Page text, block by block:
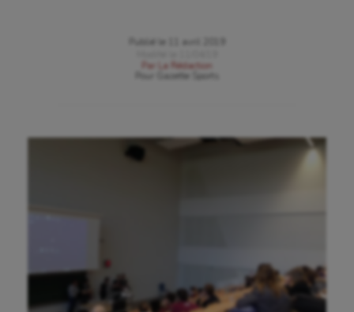
Publié le
11 avril 2019
Par
La Rédaction
Gazette Sports